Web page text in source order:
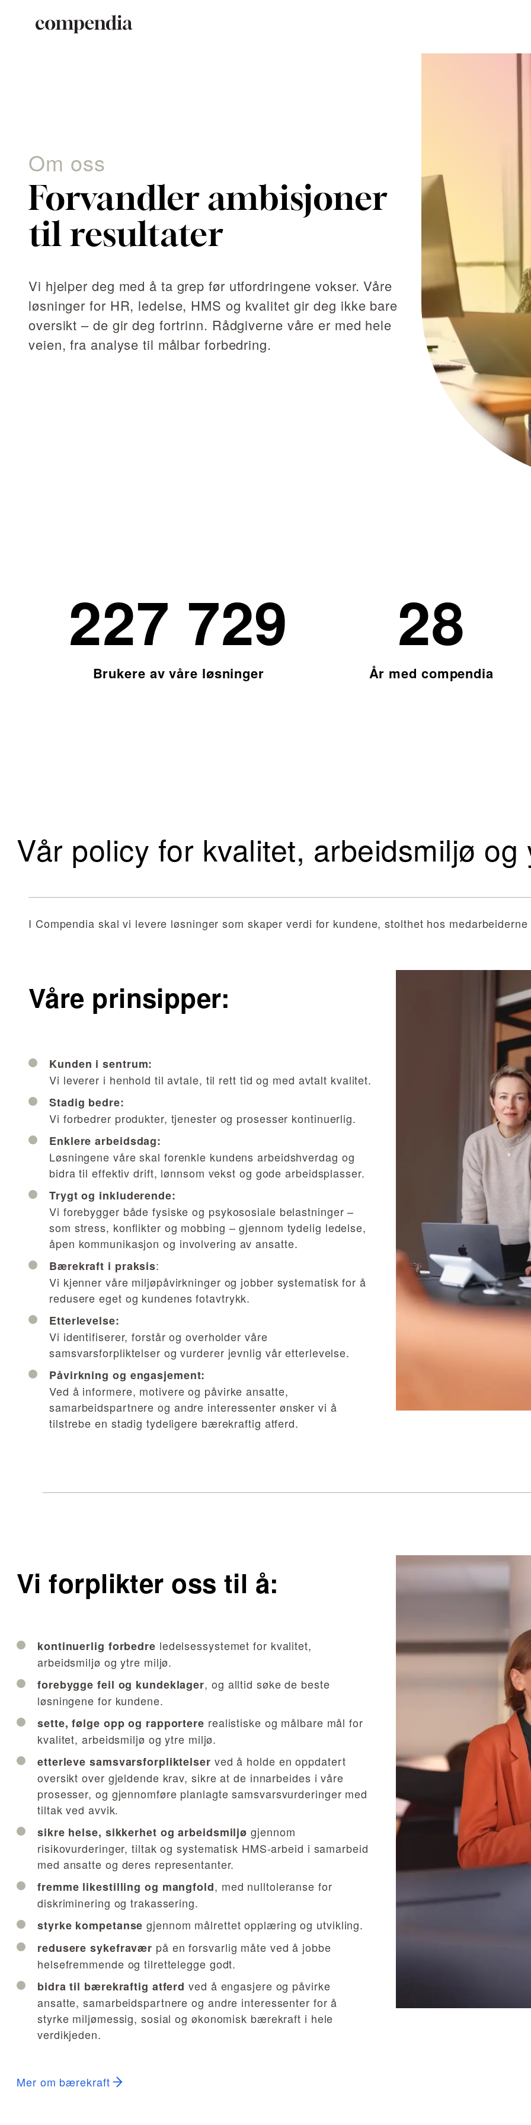
Om oss
Forvandler ambisjoner
til resultater
Vi hjelper deg med å ta grep før utfordringene vokser. Våre
løsninger for HR, ledelse, HMS og kvalitet gir deg ikke bare
oversikt – de gir deg fortrinn. Rådgiverne våre er med hele
veien, fra analyse til målbar forbedring.
253 540
Brukere av våre løsninger
31
År med compendia
Vår policy for kvalitet, arbeidsmiljø og
I Compendia skal vi levere løsninger som skaper verdi for kundene, stolthet hos
Våre prinsipper:
Kunden i sentrum:
Vi leverer i henhold til avtale, til rett tid og med avtalt kvalitet.
Stadig bedre:
Vi forbedrer produkter, tjenester og prosesser kontinuerlig.
Enklere arbeidsdag:
Løsningene våre skal forenkle kundens arbeidshverdag og
bidra til effektiv drift, lønnsom vekst og gode arbeidsplasser.
Trygt og inkluderende:
Vi forebygger både fysiske og psykososiale belastninger –
som stress, konflikter og mobbing – gjennom tydelig ledelse,
åpen kommunikasjon og involvering av ansatte.
Bærekraft i praksis:
Vi kjenner våre miljøpåvirkninger og jobber systematisk for å
redusere eget og kundenes fotavtrykk.
Etterlevelse:
Vi identifiserer, forstår og overholder våre
samsvarsforpliktelser og vurderer jevnlig vår etterlevelse.
Påvirkning og engasjement:
Ved å informere, motivere og påvirke ansatte,
samarbeidspartnere og andre interessenter ønsker vi å
tilstrebe en stadig tydeligere bærekraftig atferd.
Vi forplikter oss til å:
kontinuerlig forbedre ledelsessystemet for kvalitet,
arbeidsmiljø og ytre miljø.
forebygge feil og kundeklager, og alltid søke de beste
løsningene for kundene.
sette, følge opp og rapportere realistiske og målbare mål for
kvalitet, arbeidsmiljø og ytre miljø.
etterleve samsvarsforpliktelser ved å holde en oppdatert
oversikt over gjeldende krav, sikre at de innarbeides i våre
prosesser, og gjennomføre planlagte samsvarsvurderinger med
tiltak ved avvik.
sikre helse, sikkerhet og arbeidsmiljø gjennom
risikovurderinger, tiltak og systematisk HMS-arbeid i samarbeid
med ansatte og deres representanter.
fremme likestilling og mangfold, med nulltoleranse for
diskriminering og trakassering.
styrke kompetanse gjennom målrettet opplæring og utvikling.
redusere sykefravær på en forsvarlig måte ved å jobbe
helsefremmende og tilrettelegge godt.
bidra til bærekraftig atferd ved å engasjere og påvirke
ansatte, samarbeidspartnere og andre interessenter for å
styrke miljømessig, sosial og økonomisk bærekraft i hele
verdikjeden.
Mer om bærekraft